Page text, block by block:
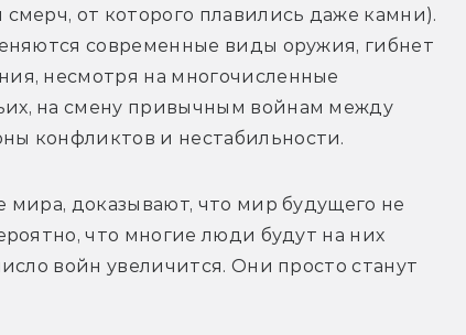
от которого плавились даже камни).
современные виды оружия, гибнет
несмотря на многочисленные
на смену привычным войнам между
конфликтов и нестабильности.
доказывают, что мир будущего не
что многие люди будут на них
войн увеличится. Они просто станут